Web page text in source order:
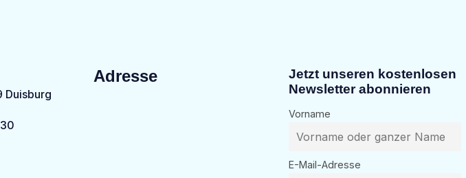
Duisburg
Adresse
Jetzt unseren kostenlosen
Newsletter abonnieren
Vorname
E-Mail-Adresse